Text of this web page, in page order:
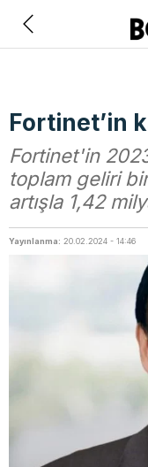
Fortinet’in
Fortinet'in
toplam geliri
artışla 1,42
Yayınlanma: 20.02.2024 - 14:46